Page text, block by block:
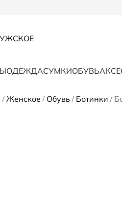
ОДЕЖДАСУМКИОБУВЬ
/ Женское / Обувь / Ботинки /